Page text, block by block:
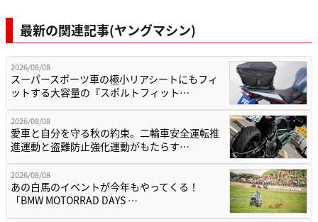
最新の関連記事(ヤングマシン)
2026/08/08
スーパースポーツ車の極小リアシートにもフィ
ットする大容量の『スポルトフィット…
2026/08/08
愛車と自分を守る秋の約束。二輪車安全運転推
進運動と盗難防止強化運動がもたらす…
2026/08/08
あの白馬のイベントが今年もやってくる！
「BMW MOTORRAD DAYS …